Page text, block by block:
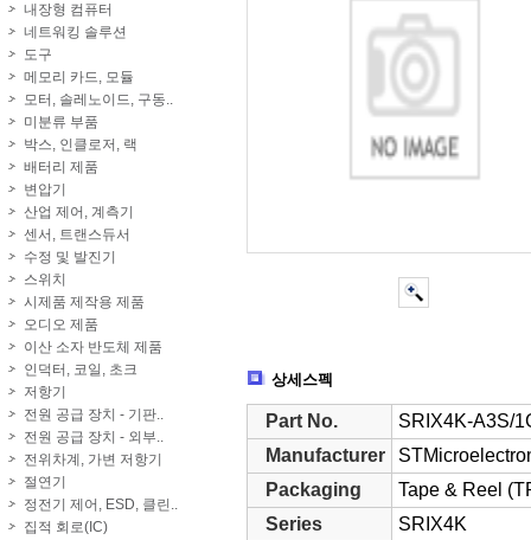
내장형 컴퓨터
네트워킹 솔루션
도구
메모리 카드, 모듈
모터, 솔레노이드, 구동..
미분류 부품
박스, 인클로저, 랙
배터리 제품
변압기
산업 제어, 계측기
센서, 트랜스듀서
수정 및 발진기
스위치
시제품 제작용 제품
오디오 제품
이산 소자 반도체 제품
인덕터, 코일, 초크
저항기
전원 공급 장치 - 기판..
전원 공급 장치 - 외부..
전위차계, 가변 저항기
절연기
정전기 제어, ESD, 클린..
집적 회로(IC)
상세스펙
Part No.
SRIX4K-A3S/
Manufacturer
Packaging
Tape & Reel
Series
SRIX4K